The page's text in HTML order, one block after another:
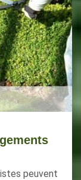
peuvent